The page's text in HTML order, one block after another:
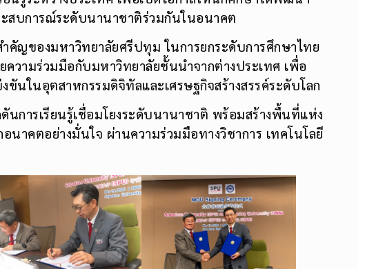
นรู้ระหว่างประเทศ เพื่อเปิดโอกาสให้นักศึกษาได้พัฒนา
สบการณ์ระดับนานาชาติร่วมกันในอนาคต
คัญของมหาวิทยาลัยศรีปทุม ในการยกระดับการศึกษาไทย
ความร่วมมือกับมหาวิทยาลัยชั้นนำจากต่างประเทศ เพื่อ
ในอุตสาหกรรมดิจิทัลและเศรษฐกิจสร้างสรรค์ระดับโลก
การเรียนรู้เชื่อมโยงระดับนานาชาติ พร้อมสร้างพื้นที่แห่ง
นาคตอย่างมั่นใจ ผ่านความร่วมมือทางวิชาการ เทคโนโลยี